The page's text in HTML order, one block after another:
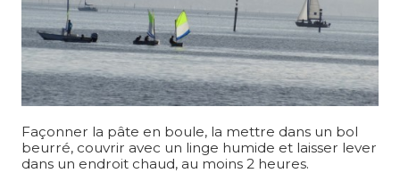
Façonner la pâte en boule, la mettre dans un bol
beurré, couvrir avec un linge humide et laisser lever
dans un endroit chaud, au moins 2 heures.